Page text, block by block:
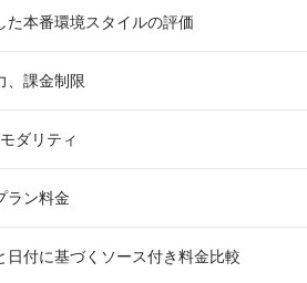
本番環境スタイルの評価
、課金制限
ダリティ
ラン料金
付に基づくソース付き料金比較